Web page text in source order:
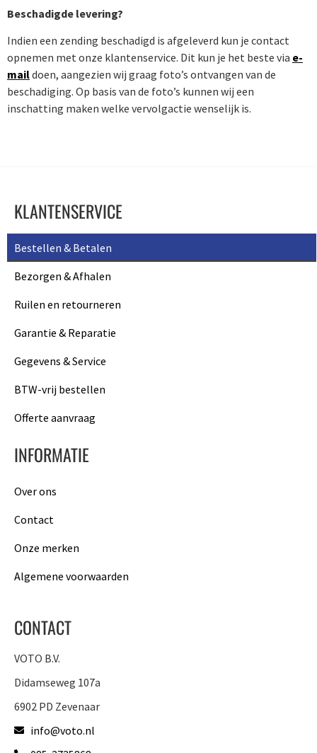
Beschadigde levering?
Indien een zending beschadigd is afgeleverd kun je contact
opnemen met onze klantenservice. Dit kun je het beste via e-
maildoen, aangezien wij graag foto’s ontvangen van de
beschadiging. Op basis van de foto’s kunnen wij een
inschatting maken welke vervolgactie wenselijk is.
KLANTENSERVICE
Bestellen & Betalen
Bezorgen & Afhalen
Ruilen en retourneren
Garantie & Reparatie
Gegevens & Service
BTW-vrij bestellen
Offerte aanvraag
INFORMATIE
Over ons
Contact
Onze merken
Algemene voorwaarden
CONTACT
VOTO B.V.
Didamseweg 107a
6902 PD Zevenaar
info@voto.nl